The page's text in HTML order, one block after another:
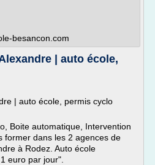
besancon.com
| auto école,
| auto école, permis cyclo
Boite automatique, Intervention
former dans les 2 agences de
à Rodez. Auto école
euro par jour".